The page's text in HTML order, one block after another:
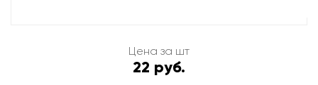
Цена за шт
22 руб.